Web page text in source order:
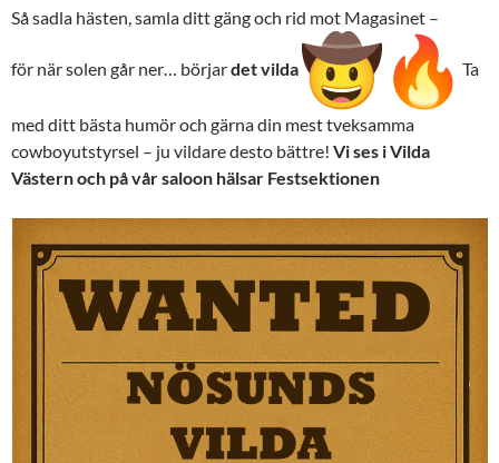
Så sadla hästen, samla ditt gäng och rid mot Magasinet –
för när solen går ner… börjardet vilda Ta
med ditt bästa humör och gärna din mest tveksamma
cowboyutstyrsel – ju vildare desto bättre! Vi ses i Vilda
Västern och på vår saloon hälsar Festsektionen